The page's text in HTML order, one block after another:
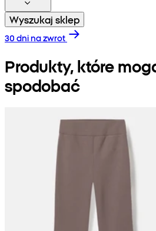
Wyszukaj sklep
30 dni na zwrot
Produkty, które
spodobać